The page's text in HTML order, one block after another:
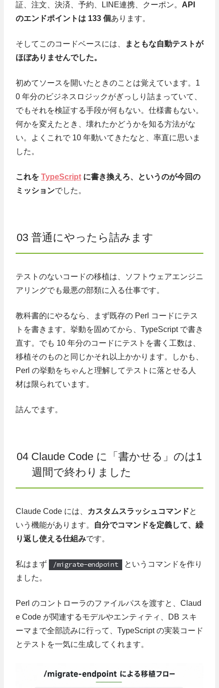
証、注文、決済、予約、LINE連携、クーポン。 API
のエンドポイントは 133 個あります。
そしてこのコードベースには、
まともな自動テストが
ほぼありませんでした。
初めてソースを開いたときのことは覚えています。1
0 年分のビジネスロジックがぎっしり詰まっていて、
でもそれを検証する手段が何もない。仕様書もない。
何かを変えたとき、壊れたかどうかを知る方法がな
い。よくこれで 10 年動いてきたなと、率直に思いま
した。
これを TypeScript に書き換えろ、というのが今回の
ミッションでした。
03 普通にやったら詰みます
テストのないコードの移植は、ソフトウェアエンジニ
アリングでも最悪の部類に入る仕事です。
教科書的にやるなら、まず既存の Perl コードにテス
トを書きます。挙動を固めてから、TypeScript で書き
直す。でも 10 年分のコードにテストを書く工数は、
移植そのものと同じかそれ以上かかります。しかも、
Perl の挙動をちゃんと理解してテストに落とせる人
材は限られています。
詰んでます。
04 Claude Code に「書かせる」のは1
週間で終わりました
Claude Code には、 カスタムスラッシュコマンドと
いう機能があります。
自分でコマンドを定義して、繰
り返し使える仕組みです。
私はまず /migrate-endpoint
というコマンドを作り
ました。
Perl のコントローラのファイルパスを渡すと、Claud
e Code が関連するモデルやエンティティ、DB スキ
ーマまで全部読みに行って、TypeScript の実装コード
とテストを一気に生成してくれます。